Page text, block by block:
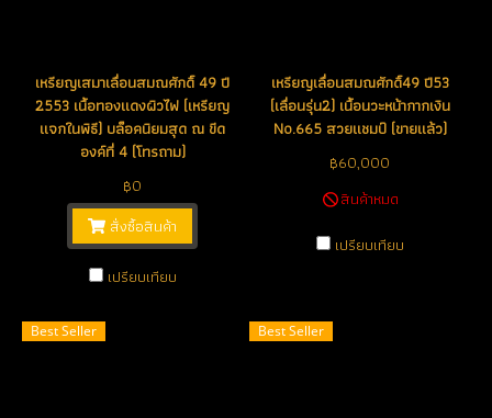
เหรียญเสมาเลื่อนสมณศักดิ์ 49 ปี
2553 เนื้อทองแดงผิวไฟ (เหรียญ
แจกในพิธี) บล็อคนิยมสุด ณ ขีด
องค์ที่ 4 (โทรถาม)
฿0
สั่งซื้อสินค้า
เปรียบเทียบ
เหรียญเลื่อนสมณศักดิ์49 ปี53
(เลื่อนรุ่น2) เนื้อนวะหน้ากากเงิน
No.665 สวยแชมป์ (ขายแล้ว)
฿60,000
สินค้าหมด
เปรียบเทียบ
Best Seller Best Seller